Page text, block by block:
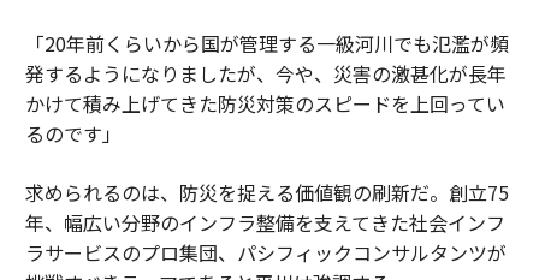
「20年前くらいから国が管理する一級河川でも氾濫が頻
発するようになりましたが、今や、災害の激甚化が長年
かけて積み上げてきた防災対策のスピードを上回ってい
るのです」
求められるのは、防災を捉える価値観の刷新だ。創立75
年、幅広い分野のインフラ整備を支えてきた社会インフ
ラサービスのプロ集団、パシフィックコンサルタンツが